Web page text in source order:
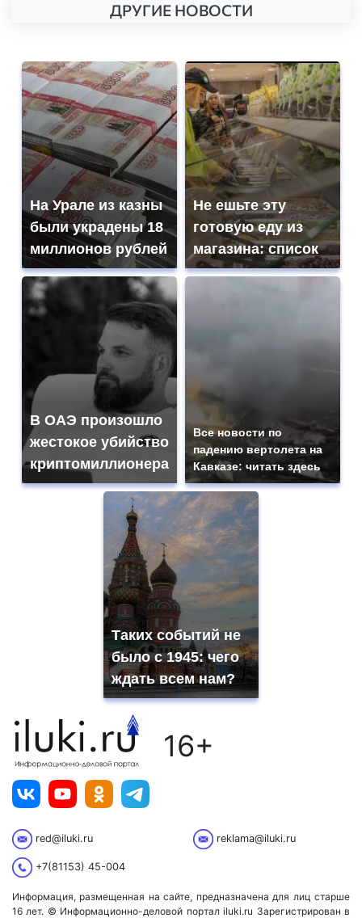
ДРУГИЕ НОВОСТИ
На Урале из казны
были украдены 18
миллионов рублей
Не ешьте эту
готовую еду из
магазина: список
В ОАЭ произошло
жестокое убийство
криптомиллионера
Все новости по
падению вертолета на
Кавказе: читать здесь
Таких событий не
было с 1945: чего
ждать всем нам?
16+
red@iluki.ru reklama@iluki.ru
+7(81153) 45-004
Информация, размещенная на сайте, предназначена для лиц старше
16 лет. © Информационно-деловой портал iluki.ru Зарегистрирован в